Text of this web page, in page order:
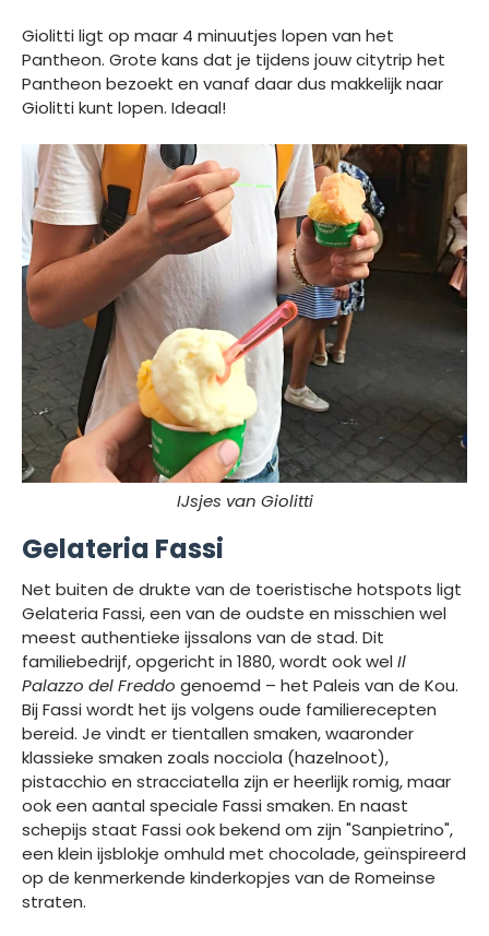
Giolitti ligt op maar 4 minuutjes lopen van het
Pantheon. Grote kans dat je tijdens jouw citytrip het
Pantheon bezoekt en vanaf daar dus makkelijk naar
Giolitti kunt lopen. Ideaal!
IJsjes van Giolitti
Gelateria Fassi
Net buiten de drukte van de toeristische hotspots ligt
Gelateria Fassi, een van de oudste en misschien wel
meest authentieke ijssalons van de stad. Dit
familiebedrijf, opgericht in 1880, wordt ook welIl
Palazzo del Freddo genoemd – het Paleis van de Kou.
Bij Fassi wordt het ijs volgens oude familierecepten
bereid. Je vindt er tientallen smaken, waaronder
klassieke smaken zoals nocciola (hazelnoot),
pistacchio en stracciatella zijn er heerlijk romig, maar
ook een aantal speciale Fassi smaken. En naast
schepijs staat Fassi ook bekend om zijn "Sanpietrino",
een klein ijsblokje omhuld met chocolade, geïnspireerd
op de kenmerkende kinderkopjes van de Romeinse
straten.